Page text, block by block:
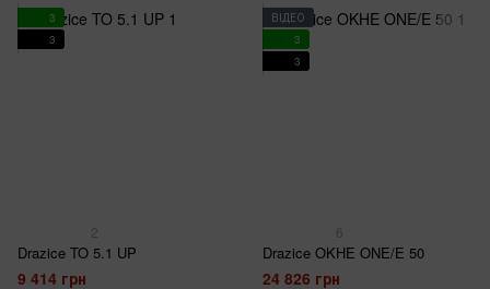
3
3
2
Drazice TO 5.1 UP
9 414 грн
ВІДЕО
3
3
6
Drazice OKHE ONE/E 50
24 826 грн